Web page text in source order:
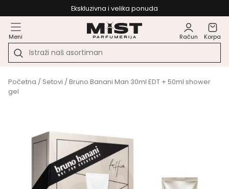
Ekskluzivna i velika ponuda
Meni Račun Korpa
Početna / Setovi / Bruno Banani Man 30ml EDT + 50ml shower
gel